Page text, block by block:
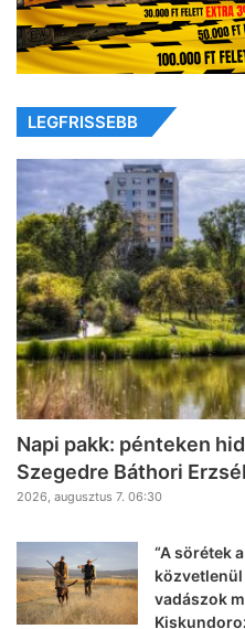
LEGFRISSEBB
Napi pakk: pénteken
Szegedre Báthori
2026, augusztus 7. 06:30
“A sörétek
közvetlenül
vadászok